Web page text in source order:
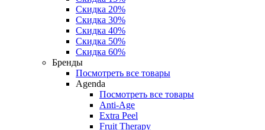
Скидка 20%
Скидка 30%
Скидка 40%
Скидка 50%
Скидка 60%
Бренды
Посмотреть все товары
Agenda
Посмотреть все товары
Anti‑Age
Extra Peel
Fruit Therapy